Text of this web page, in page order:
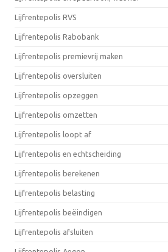
Lijfrentepolis RVS
Lijfrentepolis Rabobank
Lijfrentepolis premievrij maken
Lijfrentepolis oversluiten
Lijfrentepolis opzeggen
Lijfrentepolis omzetten
Lijfrentepolis loopt af
Lijfrentepolis en echtscheiding
Lijfrentepolis berekenen
Lijfrentepolis belasting
Lijfrentepolis beëindigen
Lijfrentepolis afsluiten